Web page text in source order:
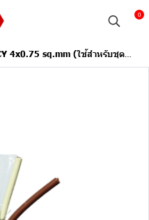
0
sq.mm (ใช้สำหรับชุด Control VSD ภายใน MCC)